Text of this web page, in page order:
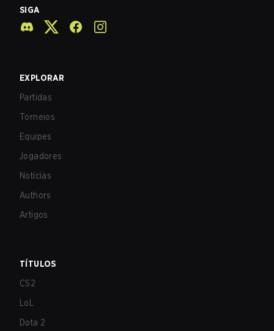
SIGA
EXPLORAR
Partidas
Torneios
Equipes
Jogadores
Notícias
Authors
Artigos
TÍTULOS
CS2
LoL
Dota 2